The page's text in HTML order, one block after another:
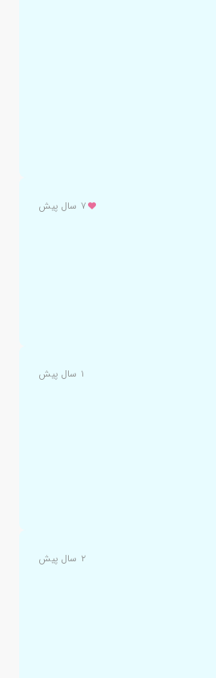
۷ سال پیش
۱ سال پیش
۲ سال پیش